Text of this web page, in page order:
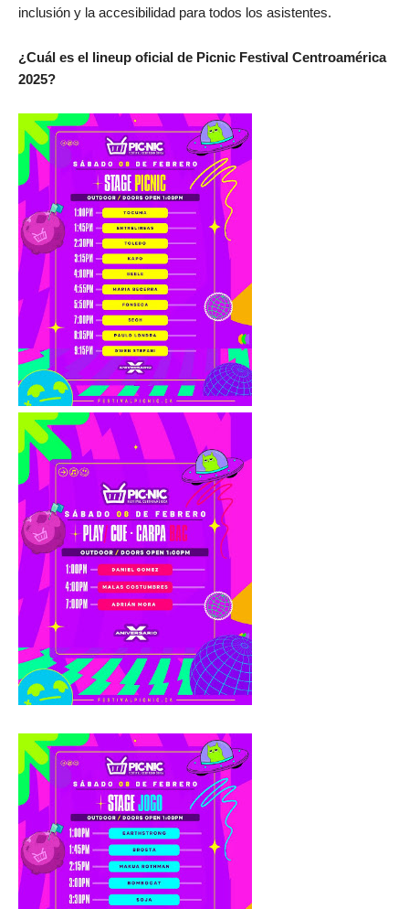
inclusión y la accesibilidad para todos los asistentes.
¿Cuál es el lineup oficial de Picnic Festival Centroamérica
2025?